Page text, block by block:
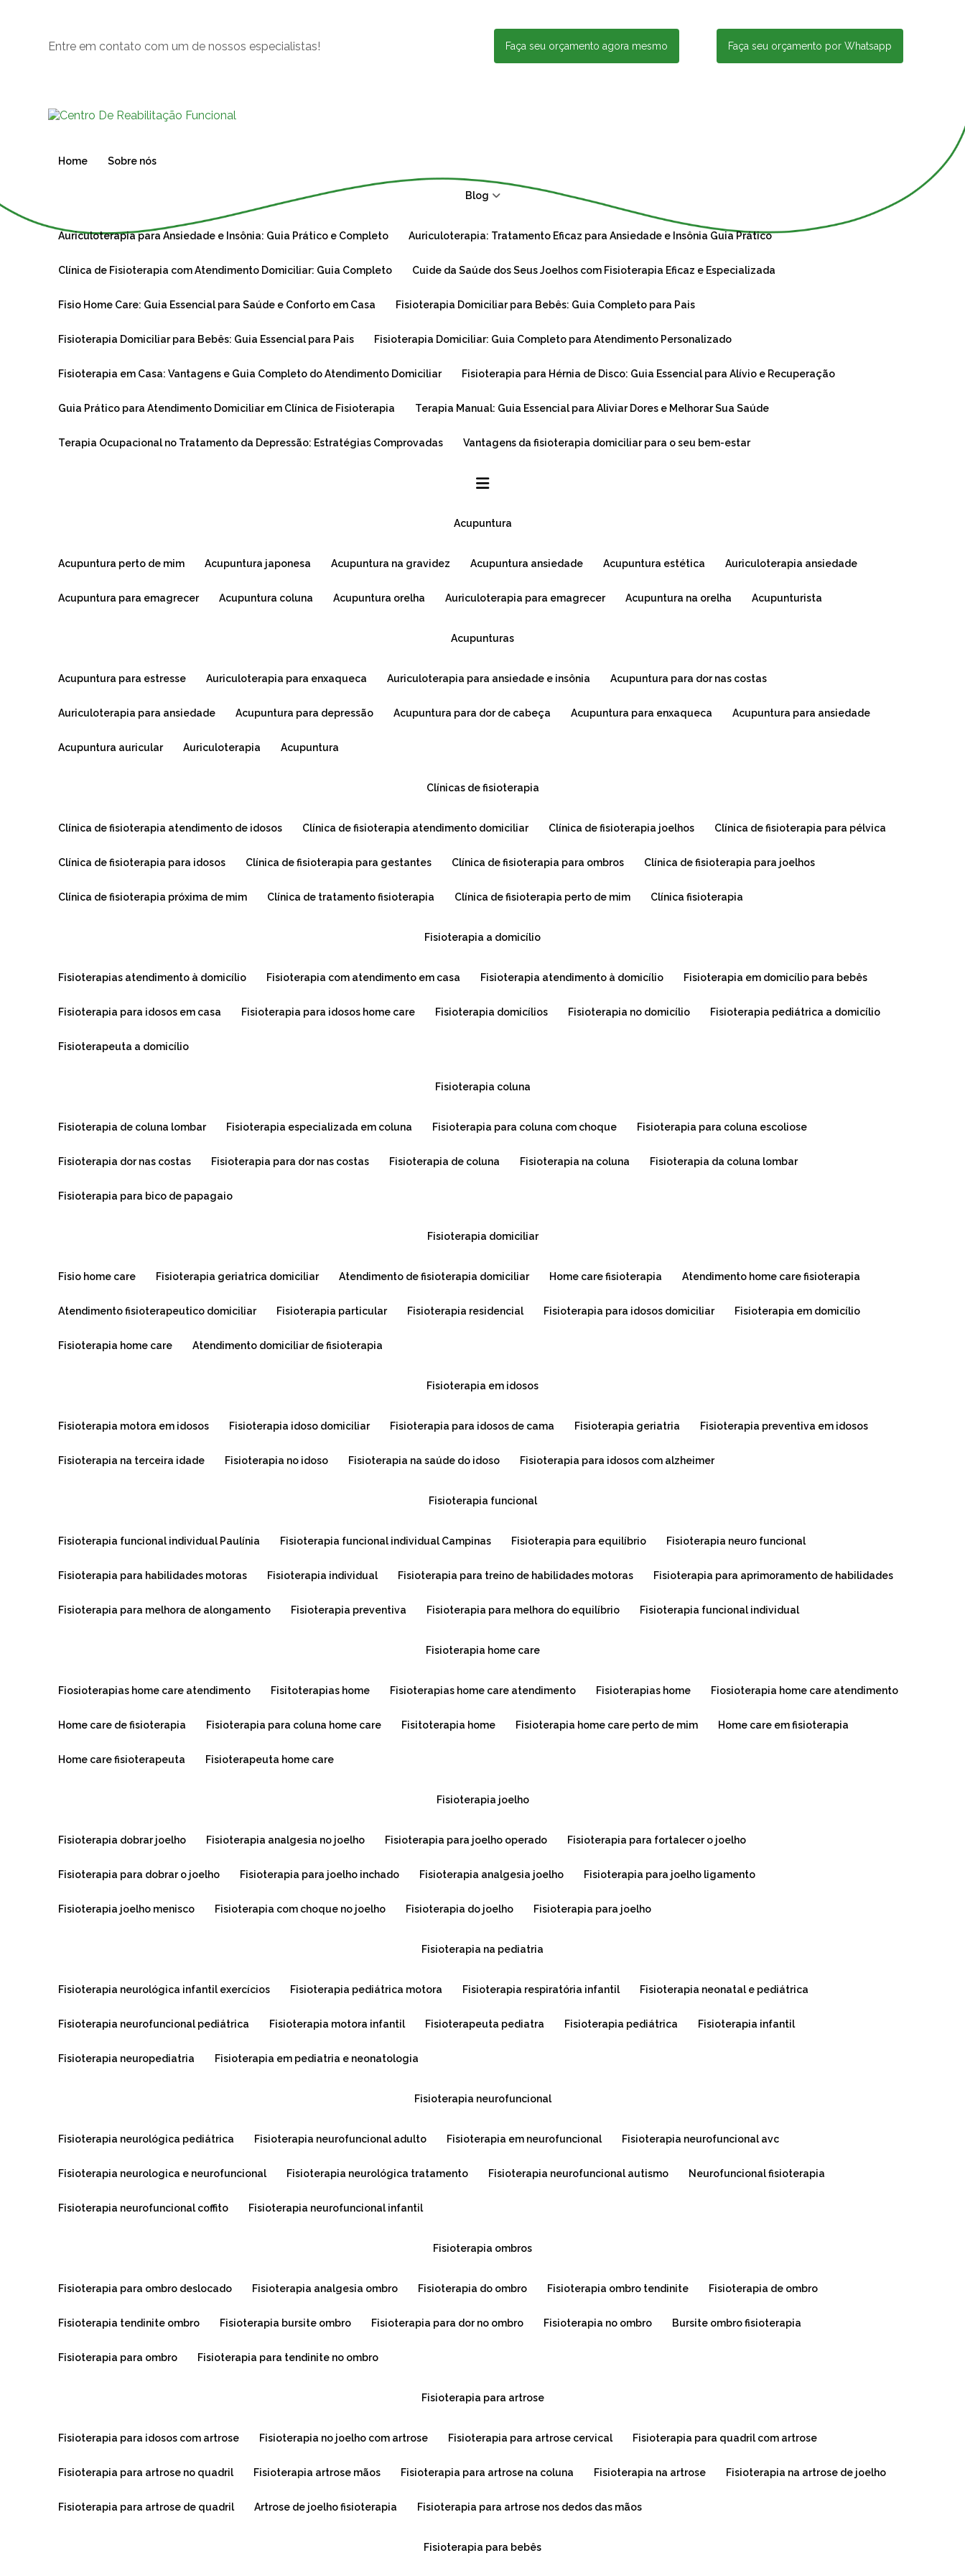
Entre em contato com um de nossos especialistas! Faça seu orçamento agora mesmo Faça seu orçamento por Whatsapp
Home Sobre nós
Blog
Auriculoterapia para Ansiedade e Insônia: Guia Prático e Completo Auriculoterapia: Tratamento Eficaz para Ansiedade e Insônia Guia Prático
Clínica de Fisioterapia com Atendimento Domiciliar: Guia Completo Cuide da Saúde dos Seus Joelhos com Fisioterapia Eficaz e Especializada
Fisio Home Care: Guia Essencial para Saúde e Conforto em Casa Fisioterapia Domiciliar para Bebês: Guia Completo para Pais
Fisioterapia Domiciliar para Bebês: Guia Essencial para Pais Fisioterapia Domiciliar: Guia Completo para Atendimento Personalizado
Fisioterapia em Casa: Vantagens e Guia Completo do Atendimento Domiciliar Fisioterapia para Hérnia de Disco: Guia Essencial para Alívio e Recuperação
Guia Prático para Atendimento Domiciliar em Clínica de Fisioterapia Terapia Manual: Guia Essencial para Aliviar Dores e Melhorar Sua Saúde
Terapia Ocupacional no Tratamento da Depressão: Estratégias Comprovadas Vantagens da fisioterapia domiciliar para o seu bem-estar
acupuntura
acupuntura perto de mim acupuntura japonesa acupuntura na gravidez acupuntura ansiedade acupuntura estética auriculoterapia ansiedade
acupuntura para emagrecer acupuntura coluna acupuntura orelha auriculoterapia para emagrecer acupuntura na orelha acupunturista
acupunturas
acupuntura para estresse auriculoterapia para enxaqueca auriculoterapia para ansiedade e insônia acupuntura para dor nas costas
auriculoterapia para ansiedade acupuntura para depressão acupuntura para dor de cabeça acupuntura para enxaqueca acupuntura para ansiedade
acupuntura auricular auriculoterapia acupuntura
clínicas de fisioterapia
clínica de fisioterapia atendimento de idosos clínica de fisioterapia atendimento domiciliar clínica de fisioterapia joelhos clínica de fisioterapia para pélvica
clínica de fisioterapia para idosos clínica de fisioterapia para gestantes clínica de fisioterapia para ombros clínica de fisioterapia para joelhos
clínica de fisioterapia próxima de mim clínica de tratamento fisioterapia clínica de fisioterapia perto de mim clínica fisioterapia
fisioterapia a domicílio
fisioterapias atendimento à domicílio fisioterapia com atendimento em casa fisioterapia atendimento à domicílio fisioterapia em domicílio para bebês
fisioterapia para idosos em casa fisioterapia para idosos home care fisioterapia domicílios fisioterapia no domicílio fisioterapia pediátrica a domicílio
fisioterapeuta a domicílio
fisioterapia coluna
fisioterapia de coluna lombar fisioterapia especializada em coluna fisioterapia para coluna com choque fisioterapia para coluna escoliose
fisioterapia dor nas costas fisioterapia para dor nas costas fisioterapia de coluna fisioterapia na coluna fisioterapia da coluna lombar
fisioterapia para bico de papagaio
fisioterapia domiciliar
fisio home care fisioterapia geriatrica domiciliar atendimento de fisioterapia domiciliar home care fisioterapia atendimento home care fisioterapia
atendimento fisioterapeutico domiciliar fisioterapia particular fisioterapia residencial fisioterapia para idosos domiciliar fisioterapia em domicílio
fisioterapia home care atendimento domiciliar de fisioterapia
fisioterapia em idosos
fisioterapia motora em idosos fisioterapia idoso domiciliar fisioterapia para idosos de cama fisioterapia geriatria fisioterapia preventiva em idosos
fisioterapia na terceira idade fisioterapia no idoso fisioterapia na saúde do idoso fisioterapia para idosos com alzheimer
fisioterapia funcional
fisioterapia funcional individual Paulínia fisioterapia funcional individual Campinas fisioterapia para equilíbrio fisioterapia neuro funcional
fisioterapia para habilidades motoras fisioterapia individual fisioterapia para treino de habilidades motoras fisioterapia para aprimoramento de habilidades
fisioterapia para melhora de alongamento fisioterapia preventiva fisioterapia para melhora do equilíbrio fisioterapia funcional individual
fisioterapia home care
fiosioterapias home care atendimento fisitoterapias home fisioterapias home care atendimento fisioterapias home fiosioterapia home care atendimento
home care de fisioterapia fisioterapia para coluna home care fisitoterapia home fisioterapia home care perto de mim home care em fisioterapia
home care fisioterapeuta fisioterapeuta home care
fisioterapia joelho
fisioterapia dobrar joelho fisioterapia analgesia no joelho fisioterapia para joelho operado fisioterapia para fortalecer o joelho
fisioterapia para dobrar o joelho fisioterapia para joelho inchado fisioterapia analgesia joelho fisioterapia para joelho ligamento
fisioterapia joelho menisco fisioterapia com choque no joelho fisioterapia do joelho fisioterapia para joelho
fisioterapia na pediatria
fisioterapia neurológica infantil exercícios fisioterapia pediátrica motora fisioterapia respiratória infantil fisioterapia neonatal e pediátrica
fisioterapia neurofuncional pediátrica fisioterapia motora infantil fisioterapeuta pediatra fisioterapia pediátrica fisioterapia infantil
fisioterapia neuropediatria fisioterapia em pediatria e neonatologia
fisioterapia neurofuncional
fisioterapia neurológica pediátrica fisioterapia neurofuncional adulto fisioterapia em neurofuncional fisioterapia neurofuncional avc
fisioterapia neurologica e neurofuncional fisioterapia neurológica tratamento fisioterapia neurofuncional autismo neurofuncional fisioterapia
fisioterapia neurofuncional coffito fisioterapia neurofuncional infantil
fisioterapia ombros
fisioterapia para ombro deslocado fisioterapia analgesia ombro fisioterapia do ombro fisioterapia ombro tendinite fisioterapia de ombro
fisioterapia tendinite ombro fisioterapia bursite ombro fisioterapia para dor no ombro fisioterapia no ombro bursite ombro fisioterapia
fisioterapia para ombro fisioterapia para tendinite no ombro
fisioterapia para artrose
fisioterapia para idosos com artrose fisioterapia no joelho com artrose fisioterapia para artrose cervical fisioterapia para quadril com artrose
fisioterapia para artrose no quadril fisioterapia artrose mãos fisioterapia para artrose na coluna fisioterapia na artrose fisioterapia na artrose de joelho
fisioterapia para artrose de quadril artrose de joelho fisioterapia fisioterapia para artrose nos dedos das mãos
fisioterapia para bebês